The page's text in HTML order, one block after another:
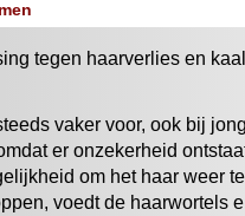
tegen haarverlies en
vaker voor, ook bij
er onzekerheid
om het haar weer
voedt de haarwortels